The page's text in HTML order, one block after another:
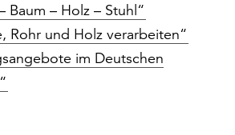
Baum – Holz – Stuhl“
Rohr und Holz verarbeiten“
im Deutschen